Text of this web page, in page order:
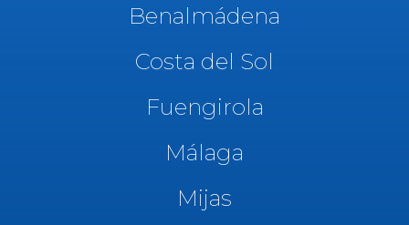
Benalmádena
Costa del Sol
Fuengirola
Málaga
Mijas